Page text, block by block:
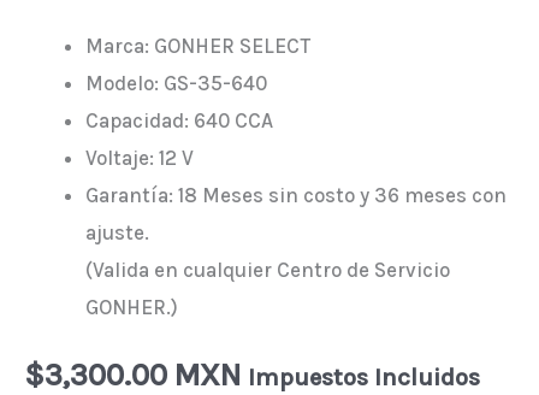
Marca: GONHER SELECT
Modelo: GS-35-640
Capacidad: 640 CCA
Voltaje: 12 V
Garantía: 18 Meses sin costo y 36 meses con
ajuste.
(Valida en cualquier Centro de Servicio
GONHER.)
$3,300.00 MXN Impuestos Incluidos